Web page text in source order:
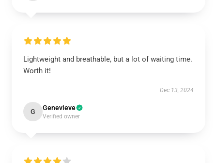
Lightweight and breathable, but a lot of waiting time.
Worth it!
Dec 13, 2024
G Genevieve
Verified owner